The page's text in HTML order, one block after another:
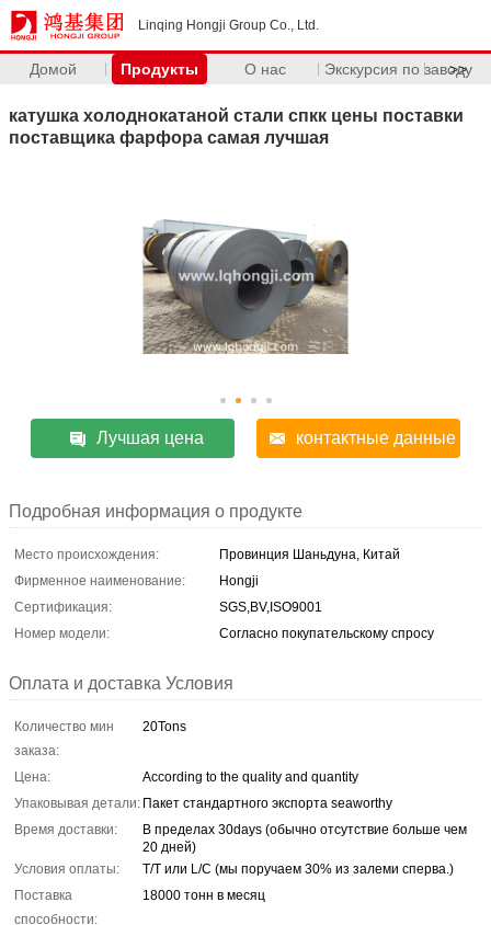
Linqing Hongji Group Co., Ltd.
Домой Продукты О нас Экскурсия по заводу
>>
катушка холоднокатаной стали спкк цены поставки
поставщика фарфора самая лучшая
Лучшая цена контактные данные
Подробная информация о продукте
Место происхождения:
Провинция Шаньдуна, Китай
Фирменное наименование:
Hongji
Сертификация:
SGS,BV,ISO9001
Номер модели:
Согласно покупательскому спросу
Оплата и доставка Условия
Количество мин
заказа:
20Tons
Цена:
According to the quality and quantity
Упаковывая детали: Пакет стандартного экспорта seaworthy
Время доставки:
В пределах 30days (обычно отсутствие больше чем
20 дней)
Условия оплаты:
T/T или L/C (мы поручаем 30% из залеми сперва.)
Поставка
способности:
18000 тонн в месяц